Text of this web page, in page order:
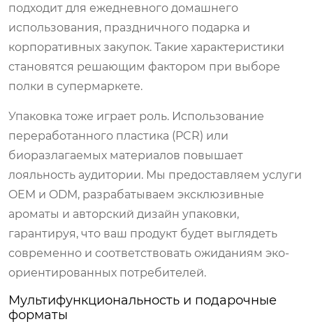
подходит для ежедневного домашнего
использования, праздничного подарка и
корпоративных закупок. Такие характеристики
становятся решающим фактором при выборе
полки в супермаркете.
Упаковка тоже играет роль. Использование
переработанного пластика (PCR) или
биоразлагаемых материалов повышает
лояльность аудитории. Мы предоставляем услуги
OEM и ODM, разрабатываем эксклюзивные
ароматы и авторский дизайн упаковки,
гарантируя, что ваш продукт будет выглядеть
современно и соответствовать ожиданиям эко-
ориентированных потребителей.
Мультифункциональность и подарочные
форматы